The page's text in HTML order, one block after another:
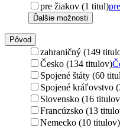
pre žiakov (1 titul)
Ďalšie možnosti
Pôvod
zahraničný (149
Česko (134 titulov)
Spojené štáty (60
Spojené kráľovstvo
Slovensko (16
Francúzsko (13
Nemecko (10 titulov)